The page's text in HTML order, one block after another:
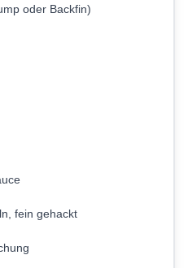
oder Backfin)
fein gehackt